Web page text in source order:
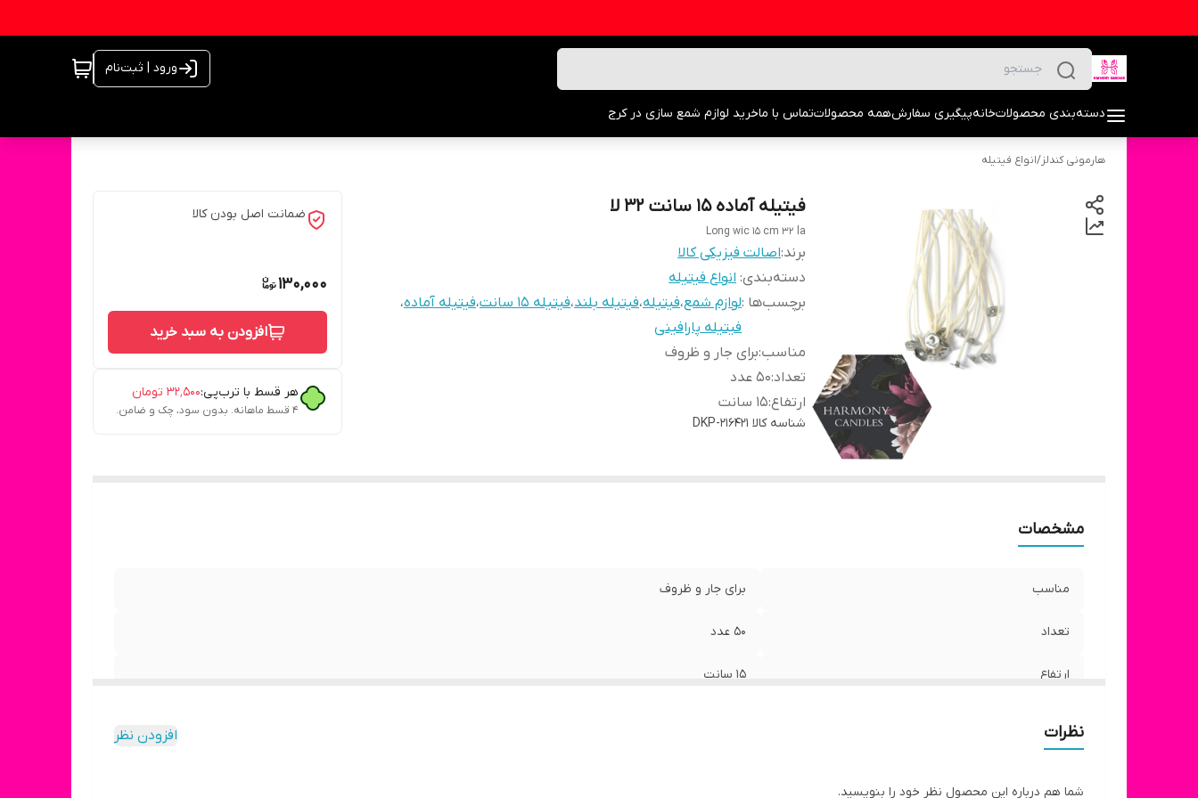
ورود | ثبت‌نام
دسته‌بندی محصولاتخانهپیگیری سفارشهمه محصولاتتماس با ماخرید لوازم شمع سازی در کرج
هارمونی کندلز/انواع فیتیله
فیتیله آماده ۱۵ سانت ۳۲ لا
Long wic 15 cm 32 la
برند:اصالت فیزیکی کالا
دسته‌بندی: انواع فیتیله
برچسب‌ها :لوازم شمع،فیتیله،فیتیله بلند،فیتیله ۱۵ سانت ،فیتیله آماده،
فیتیله پارافینی
مناسب:برای جار و ظروف
تعداد:۵۰ عدد
ارتفاع:۱۵ سانت
شناسه کالا DKP-216421
ضمانت اصل بودن کالا
130,000
افزودن به سبد خرید
هر قسط با ترب‌پی:۳۲٬۵۰۰ تومان
۴ قسط ماهانه. بدون سود، چک و ضامن.
مشخصات
مناسب برای جار و ظروف
تعداد ۵۰ عدد
ارتفاع ۱۵ سانت
نظرات افزودن نظر
شما هم درباره این محصول نظر خود را بنویسید.